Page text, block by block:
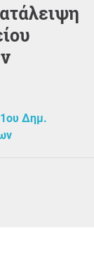
Δημ.